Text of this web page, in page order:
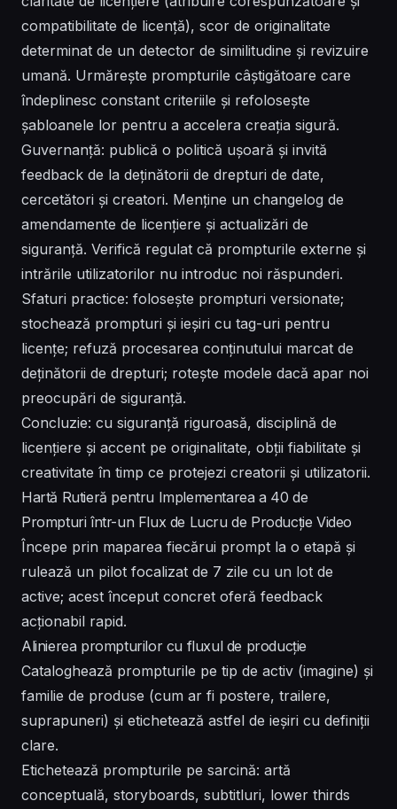
compatibilitate de licență), scor de originalitate
determinat de un detector de similitudine și revizuire
umană. Urmărește prompturile câștigătoare care
îndeplinesc constant criteriile și refolosește
șabloanele lor pentru a accelera creația sigură.
Guvernanță: publică o politică ușoară și invită
feedback de la deținătorii de drepturi de date,
cercetători și creatori. Menține un changelog de
amendamente de licențiere și actualizări de
siguranță. Verifică regulat că prompturile externe și
intrările utilizatorilor nu introduc noi răspunderi.
Sfaturi practice: folosește prompturi versionate;
stochează prompturi și ieșiri cu tag-uri pentru
licențe; refuză procesarea conținutului marcat de
deținătorii de drepturi; rotește modele dacă apar noi
preocupări de siguranță.
Concluzie: cu siguranță riguroasă, disciplină de
licențiere și accent pe originalitate, obții fiabilitate și
creativitate în timp ce protejezi creatorii și utilizatorii.
Hartă Rutieră pentru Implementarea a 40 de
Prompturi într-un Flux de Lucru de Producție Video
Începe prin maparea fiecărui prompt la o etapă și
rulează un pilot focalizat de 7 zile cu un lot de
active; acest început concret oferă feedback
acționabil rapid.
Alinierea prompturilor cu fluxul de producție
Cataloghează prompturile pe tip de activ (imagine) și
familie de produse (cum ar fi postere, trailere,
suprapuneri) și etichetează astfel de ieșiri cu definiții
clare.
Etichetează prompturile pe sarcină: artă
conceptuală, storyboards, subtitluri, lower thirds